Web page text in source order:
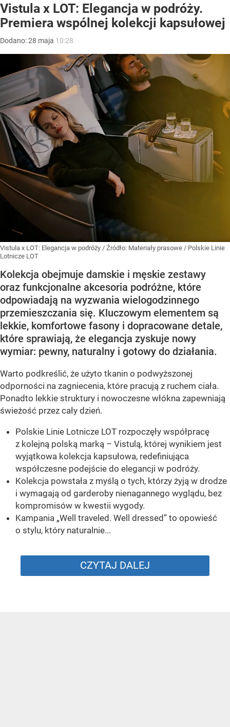
Vistula x LOT: Elegancja w podróży.
Premiera wspólnej kolekcji kapsułowej
Dodano:28 maja 10:28
Vistula x LOT: Elegancja w podróży / Źródło: Materiały prasowe / Polskie Linie
Lotnicze LOT
Kolekcja obejmuje damskie i męskie zestawy
oraz funkcjonalne akcesoria podróżne, które
odpowiadają na wyzwania wielogodzinnego
przemieszczania się. Kluczowym elementem są
lekkie, komfortowe fasony i dopracowane detale,
które sprawiają, że elegancja zyskuje nowy
wymiar: pewny, naturalny i gotowy do działania.
Warto podkreślić, że użyto tkanin o podwyższonej
odporności na zagniecenia, które pracują z ruchem ciała.
Ponadto lekkie struktury i nowoczesne włókna zapewniają
świeżość przez cały dzień.
Polskie Linie Lotnicze LOT rozpoczęły współpracę
z kolejną polską marką – Vistulą, której wynikiem jest
wyjątkowa kolekcja kapsułowa, redefiniująca
współczesne podejście do elegancji w podróży.
Kolekcja powstała z myślą o tych, którzy żyją w drodze
i wymagają od garderoby nienagannego wyglądu, bez
kompromisów w kwestii wygody.
Kampania „Well traveled. Well dressed” to opowieść
o stylu, który naturalnie...
CZYTAJ DALEJ